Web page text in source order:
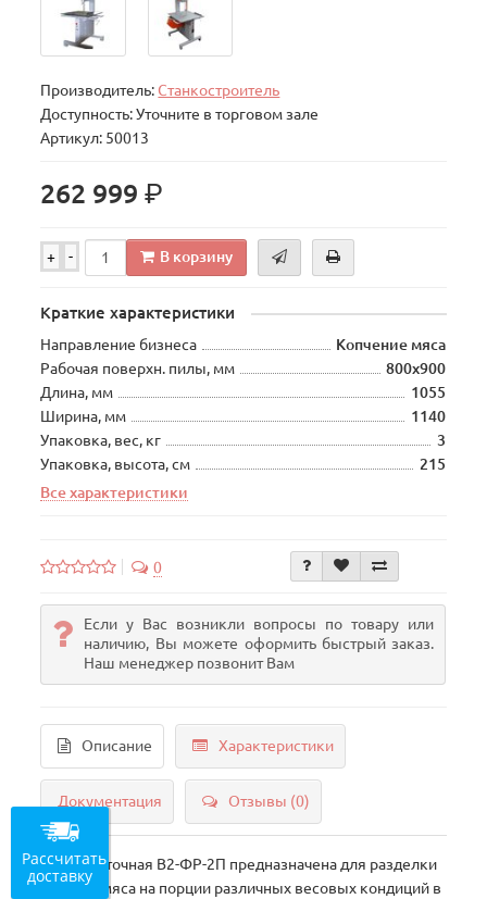
Производитель: Станкостроитель
Доступность: Уточните в торговом зале
Артикул: 50013
262 999р.
+ - В корзину
Краткие характеристики
Направление бизнеса
Копчение мяса
Рабочая поверхн. пилы, мм
800х900
Длина, мм
1055
Ширина, мм
1140
Упаковка, вес, кг
3
Упаковка, высота, см
215
Все характеристики
0
Если у Вас возникли вопросы по товару или
наличию, Вы можете оформить быстрый заказ.
Наш менеджер позвонит Вам
Описание Характеристики
Документация Отзывы (0)
Пила ленточная В2-ФР-2П предназначена для разделки
отрубов мяса на порции различных весовых кондиций в
Рассчитать
доставку